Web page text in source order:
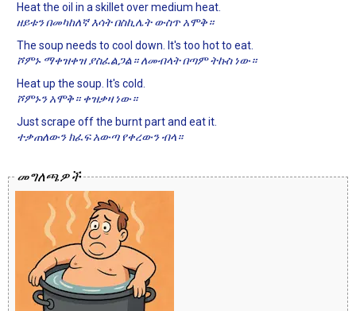
Heat the oil in a skillet over medium heat.
ዘይቱን በመካከለኛ እሳት በስኪሌት ውስጥ አሞቅ።
The soup needs to cool down. It's too hot to eat.
ሾምኑ ማቀዝቀዝ ያስፈልጋል። ለመብላት በጣም ትኩስ ነው።
Heat up the soup. It's cold.
ሾምኑን አሞቅ። ቀዝቃዛ ነው።
Just scrape off the burnt part and eat it.
ተቃጠለውን ክፈፍ አውጣ የቀረውን ብላ።
መግለጫዎች